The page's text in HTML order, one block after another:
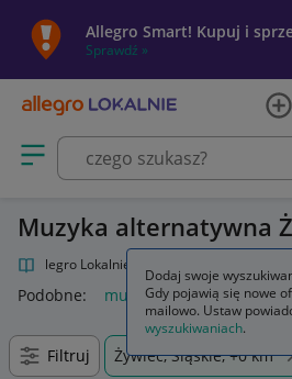
Allegro Smart! Kupuj i
Sprawdź »
Otwórz menu z kategoriami
Muzyka alternatywna
Allegro Lokalnie
Podobne: muzyka alternatywna
Filtruj Żywiec, Śląskie, +0 km
Dodaj swoje
Gdy pojawią się nowe
mailowo. Ustaw
wyszukiwaniach.